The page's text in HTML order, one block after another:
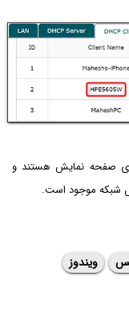
صفحه نمایش هستند و
شبکه موجود است.
ویندوز